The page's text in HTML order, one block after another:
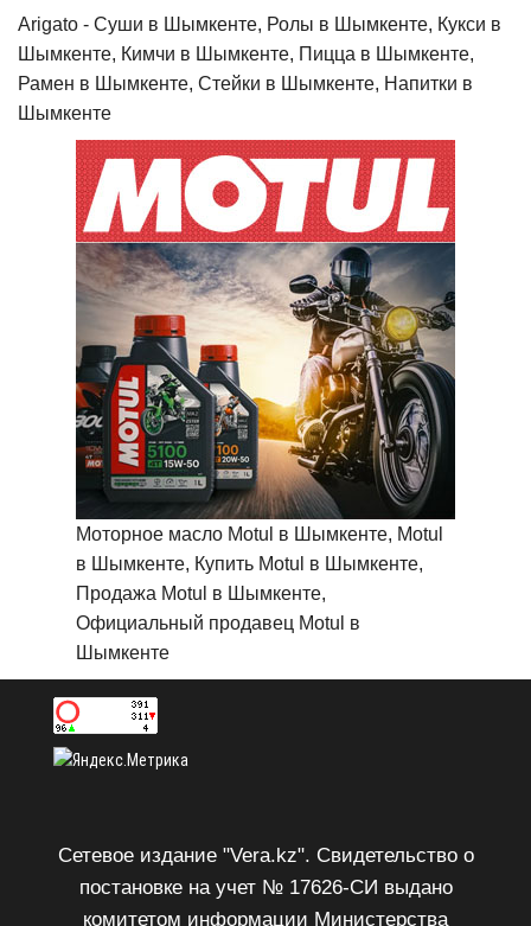
Arigato - Cуши в Шымкенте, Ролы в Шымкенте, Кукси в
Шымкенте, Кимчи в Шымкенте, Пицца в Шымкенте,
Рамен в Шымкенте, Стейки в Шымкенте, Напитки в
Шымкенте
Моторное масло Motul в Шымкенте, Motul
в Шымкенте, Купить Motul в Шымкенте,
Продажа Motul в Шымкенте,
Официальный продавец Motul в
Шымкенте
Сетевое издание "Vera.kz". Свидетельство о
постановке на учет № 17626-СИ выдано
комитетом информации Министерства